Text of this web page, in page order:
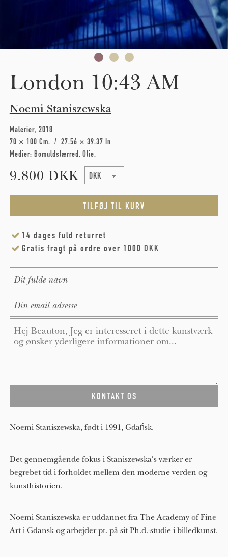
London 10:43 AM
Noemi Staniszewska
Malerier 2018
70 × 100 Cm
27.56 × 39.37 In
Medier: Bomuldslærred Olie
9.800 DKK
14 dages fuld returret
Gratis fragt på ordre over 1000 DKK
Noemi Staniszewska, født i 1991, Gdańsk.
Det gennemgående fokus i Staniszewska's værker er
begrebet tid i forholdet mellem den moderne verden og
kunsthistorien.
Noemi Staniszewska er uddannet fra The Academy of Fine
Art i Gdansk og arbejder pt. på sit Ph.d.-studie i billedkunst.